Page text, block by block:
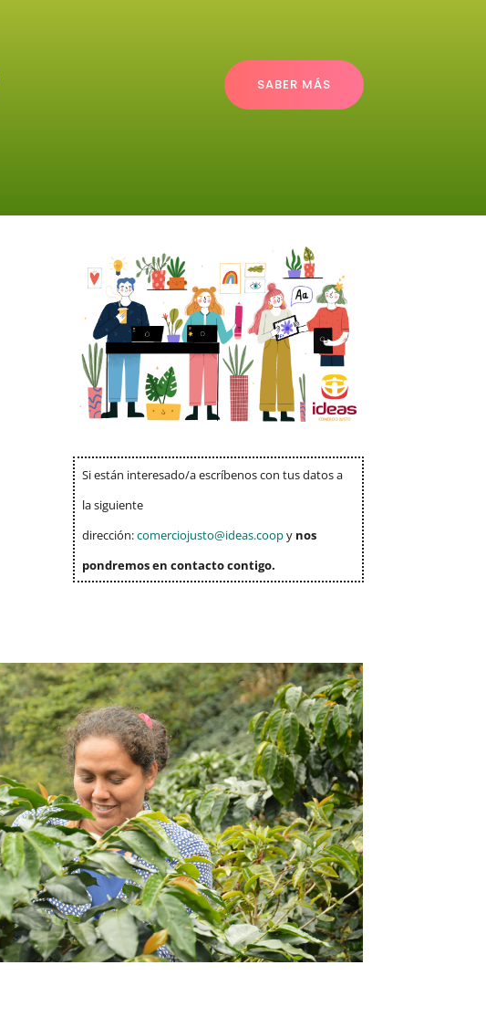
SABER MÁS
Si están interesado/a escríbenos con tus datos a
la siguiente
dirección:comerciojusto@ideas.coopynos
pondremos en contacto contigo.